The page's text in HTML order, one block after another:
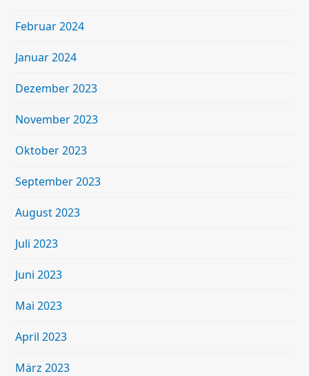
Februar 2024
Januar 2024
Dezember 2023
November 2023
Oktober 2023
September 2023
August 2023
Juli 2023
Juni 2023
Mai 2023
April 2023
März 2023